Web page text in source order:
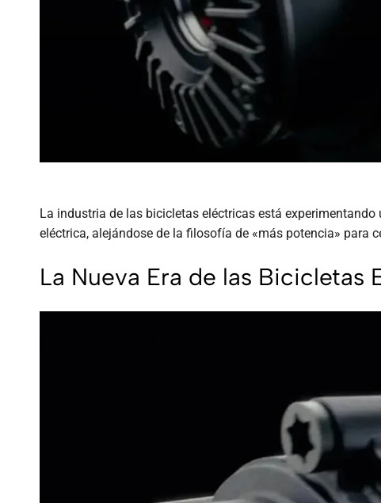
La industria de las bicicletas eléctricas está
eléctrica, alejándose de la filosofía de «más potencia» para
La Nueva Era de las Bicicletas